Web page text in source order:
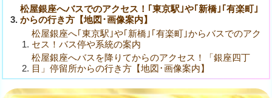
松屋銀座へバスでのアクセス！｢東京駅｣や｢新橋｣｢有楽町｣
からの行き方【地図･画像案内】
松屋銀座へ｢東京駅｣や｢新橋｣｢有楽町｣からバスでのアク
セス！バス停や系統の案内
松屋銀座へバスを降りてからのアクセス！「銀座四丁
目」停留所からの行き方【地図･画像案内】